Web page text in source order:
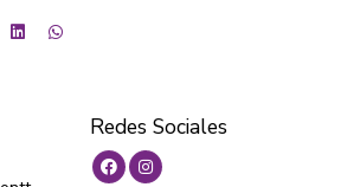
Redes Sociales